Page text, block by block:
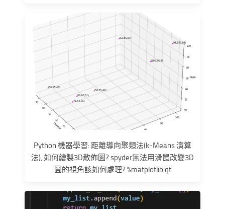
Python 機器學習: 距離導向聚類法(k-Means 演算
法), 如何繪製3D散佈圖? spyder無法用滑鼠改變3D
圖的視角該如何處理? %matplotlib qt